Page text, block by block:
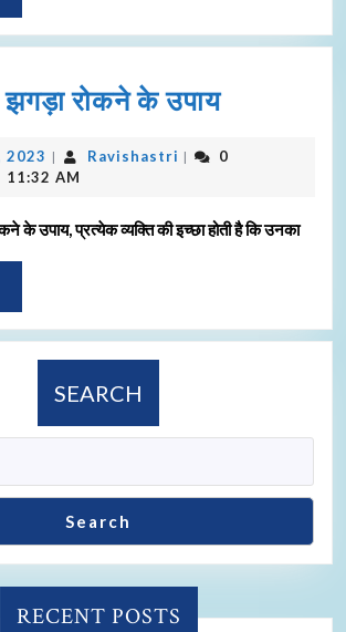
रोकने के उपाय
2023 | Ravishastri |
0
11:32 AM
के उपाय, प्रत्येक व्यक्ति की इच्छा होती है कि उनका
SEARCH
Search
RECENT POSTS